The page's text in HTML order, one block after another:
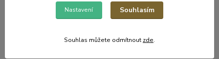
Nastavení Souhlasím
Souhlas můžete odmítnout zde.